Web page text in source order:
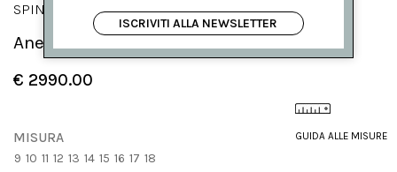
SPINAE
Anello 'Spinae' 6 elementi
€ 2990.00
GUIDA ALLE MISURE
MISURA
9 10 11 12 13 14 15 16 17 18
ISCRIVITI ALLA NEWSLETTER